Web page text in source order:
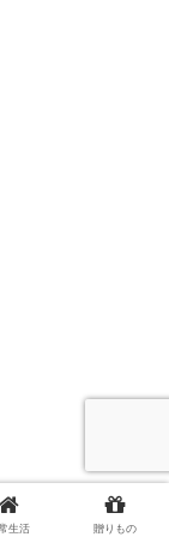
生活 贈りもの